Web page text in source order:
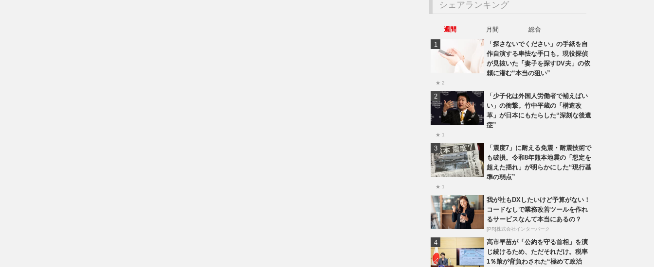
シェアランキング
週間 月間
総合
「探さないでください」の手紙を自
作自演する卑怯な手口も。現役探偵
が見抜いた「妻子を探すDV夫」の依
頼に潜む“本当の狙い”
★ 2
「少子化は外国人労働者で補えばい
い」の衝撃。竹中平蔵の「構造改
革」が日本にもたらした“深刻な後遺
症”
★ 1
「震度7」に耐える免震・耐震技術で
も破損。令和8年熊本地震の「想定を
超えた揺れ」が明らかにした“現行基
準の弱点”
★ 1
我が社もDXしたいけど予算がない！
コードなしで業務改善ツールを作れ
るサービスなんて本当にあるの？
[PR]株式会社インターパーク
高市早苗が「公約を守る首相」を演
じ続けるため、ただそれだけ。税率
1％策が背負わされた“極めて政治